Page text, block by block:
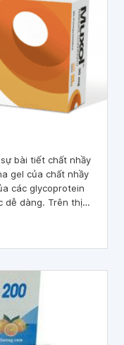
bài tiết chất nhầy
gel của chất nhầy
các glycoprotein
dễ dàng. Trên thị
rõ hơn Muxol là